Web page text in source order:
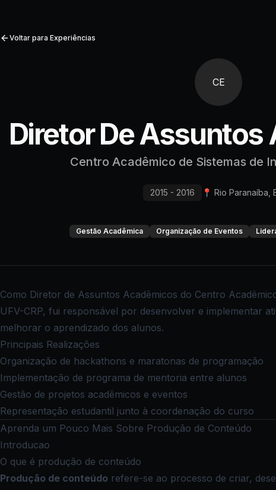
Voltar para Experiências
CE
Diretor De Assuntos
Centro Acadêmico de Sistemas de
2015 - 2016 📍 Rio Paranaíba,
Gestão Acadêmica Organização de Eventos
Como Diretor de Assuntos Acadêmicos do Centro
UFV-CRP, fui responsável por desenvolver e implementar
melhorar o aprendizado dos alunos.
Principais Realizações
Organização de hackathons e maratonas de programação
Implementação de programa de mentoria entre alunos
Gestão de projetos acadêmicos e eventos
Representação estudantil junto à coordenação do curso
Aprenda um Pouco Mais Sobre Produção de Conteúdo
Introducao
O que é produção de conteúdo
Produção de conteúdo refere-se ao processo de criar,